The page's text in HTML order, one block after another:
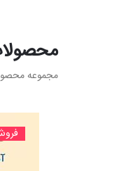
مجموعه